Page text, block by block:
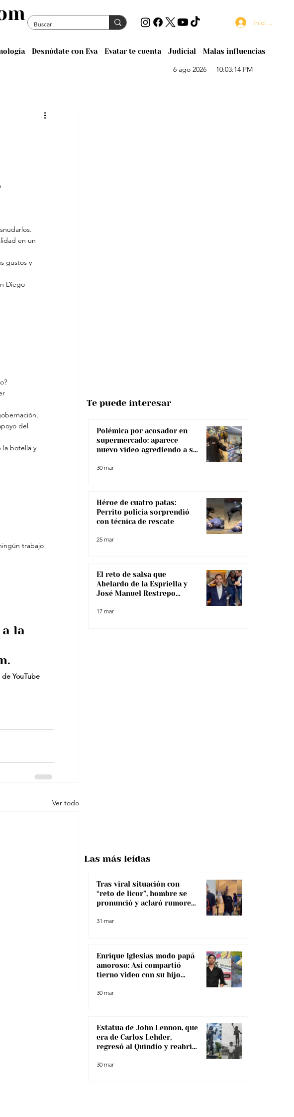
Desnúdate con Eva Evatar te cuenta Judicial Malas influencias
Iniciar sesión
6 ago 2026 10:03:14 PM
en un
gustos y
Diego
del
botella y
trabajo
la
YouTube
Ver todo
Polémica por acosador en
supermercado: aparece
nuevo video agrediendo a su
30 mar
Héroe de cuatro patas:
Perrito policía sorprendió
con técnica de rescate
25 mar
El reto de salsa que
Abelardo de la Espriella y
José Manuel Restrepo
17 mar
Te puede interesar
Tras viral situación con
“reto de licor”, hombre se
pronunció y aclaró rumores
31 mar
Enrique Iglesias modo papá
amoroso: Así compartió
tierno video con su hijo
30 mar
Estatua de John Lennon, que
era de Carlos Lehder,
regresó al Quindío y reabrió
narcotráfico
30 mar
Las más leídas